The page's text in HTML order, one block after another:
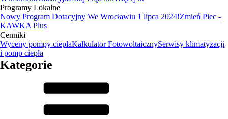
Programy Lokalne
Nowy Program Dotacyjny We Wrocławiu 1 lipca 2024!Zmień Piec -
KAWKA Plus
Cenniki
Wyceny pompy ciepłaKalkulator FotowoltaicznySerwisy klimatyzacji
i pomp ciepła
Kategorie